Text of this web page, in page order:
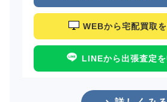
WEBから宅配買取
LINEから出張査定